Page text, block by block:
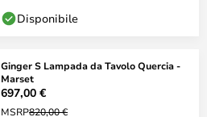
Disponibile
Ginger S Lampada da Tavolo Quercia -
Marset
697,00 €
MSRP820,00 €